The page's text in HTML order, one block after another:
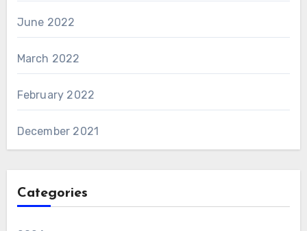
June 2022
March 2022
February 2022
December 2021
Categories